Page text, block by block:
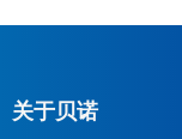
关于贝诺